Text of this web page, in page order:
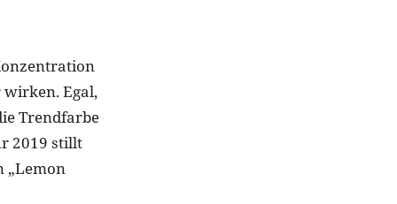
wirken. Egal,
Trendfarbe
2019 stillt
„Lemon